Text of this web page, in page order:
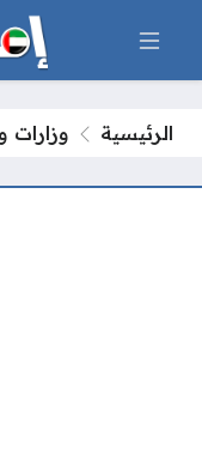
الرئيسية وزارات